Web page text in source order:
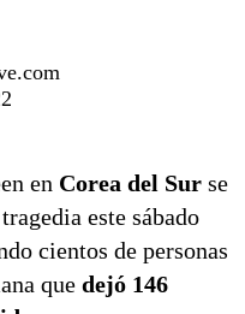
en Corea del Sur se
este sábado
cientos de personas
que dejó 146